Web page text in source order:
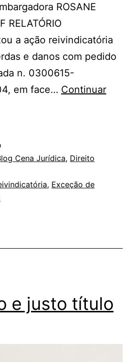
ROSANE
RELATÓRIO
a ação reivindicatória
e danos com pedido
n. 0300615-
em face… Continuar
Cena Jurídica, Direito
, Exceção de
e justo título